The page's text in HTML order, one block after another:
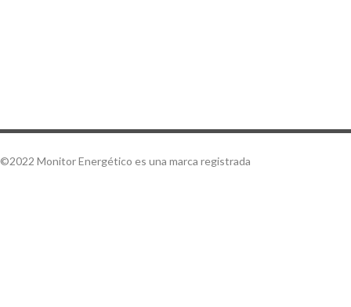
©2022 Monitor Energético es una marca registrada